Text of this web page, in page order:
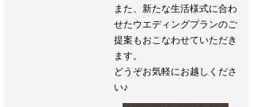
また、新たな生活様式に合わ
せたウエディングプランのご
提案もおこなわせていただき
ます。
どうぞお気軽にお越しくださ
い♪